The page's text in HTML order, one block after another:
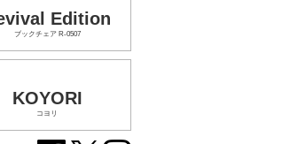
Edition
ブックチェア R-0507
KOYORI
コヨリ